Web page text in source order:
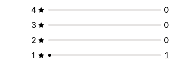
4
0
3
0
2
0
1
1